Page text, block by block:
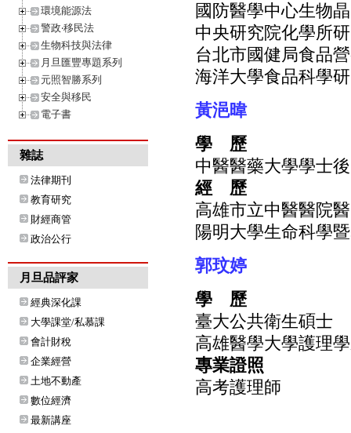
環境能源法
警政‧移民法
生物科技與法律
月旦匯豐專題系列
元照智勝系列
安全與移民
電子書
雜誌
法律期刊
教育研究
財經商管
政治公行
月旦品評家
經典深化課
大學課堂/私慕課
會計財稅
企業經營
土地不動產
數位經濟
最新講座
國防醫學中心生物
中央研究院化學所
台北市國健局食品
海洋大學食品科學
黃浥暐
學 歷
中醫醫藥大學學士
經 歷
高雄市立中醫醫院
陽明大學生命科學
郭玟婷
學 歷
臺大公共衛生碩士
高雄醫學大學護理
專業證照
高考護理師